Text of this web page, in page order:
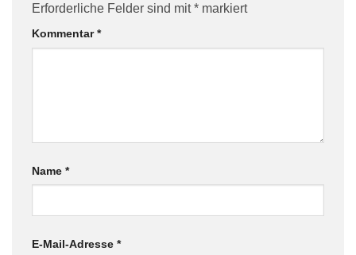
Erforderliche Felder sind mit* markiert
Kommentar*
Name *
E-Mail-Adresse *